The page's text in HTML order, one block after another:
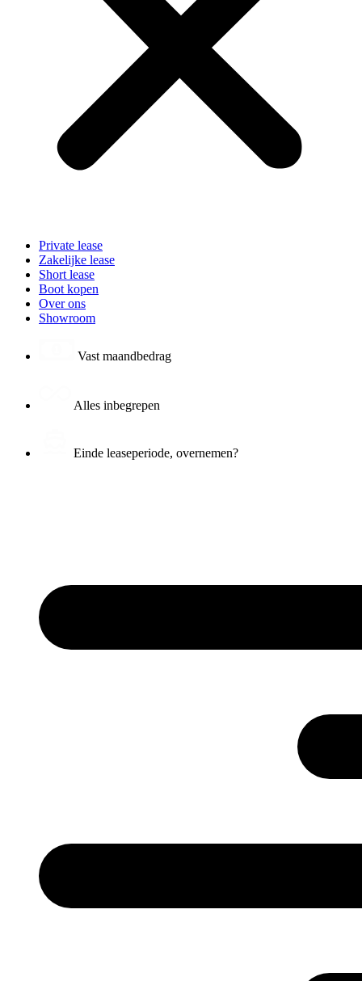
Private lease
Zakelijke lease
Short lease
Boot kopen
Over ons
Showroom
Vast maandbedrag
Alles inbegrepen
Einde leaseperiode, overnemen?